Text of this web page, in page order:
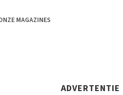
MAGAZINES
ADVERTENTIE